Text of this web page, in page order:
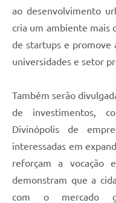
ao desenvolvimento
cria um ambiente mais
de startups e promove
universidades e setor
Também serão
de investimentos,
Divinópolis de
interessadas em
reforçam a vocação
demonstram que a
com o mercado